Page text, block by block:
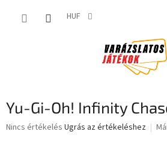
HUF
Yu-Gi-Oh! Infinity
A
Nincs értékelés Ugrás az értékeléshez